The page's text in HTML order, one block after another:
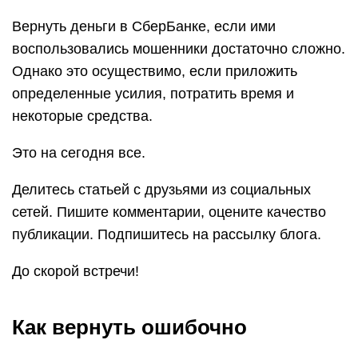
Вернуть деньги в СберБанке, если ими
воспользовались мошенники достаточно сложно.
Однако это осуществимо, если приложить
определенные усилия, потратить время и
некоторые средства.
Это на сегодня все.
Делитесь статьей с друзьями из социальных
сетей. Пишите комментарии, оцените качество
публикации. Подпишитесь на рассылку блога.
До скорой встречи!
Как вернуть ошибочно